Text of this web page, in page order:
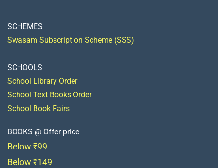
SCHEMES
Swasam Subscription Scheme (SSS)
SCHOOLS
School Library Order
School Text Books Order
School Book Fairs
BOOKS @ Offer price
Below ₹99
Below ₹149